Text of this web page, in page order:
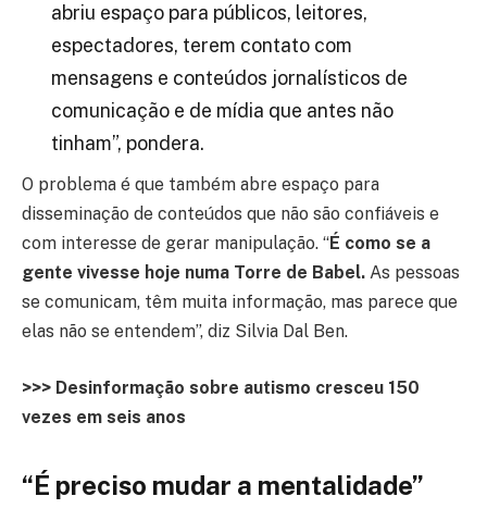
abriu espaço para públicos, leitores,
espectadores, terem contato com
mensagens e conteúdos jornalísticos de
comunicação e de mídia que antes não
tinham”, pondera.
O problema é que também abre espaço para
disseminação de conteúdos que não são confiáveis e
com interesse de gerar manipulação. “É como se a
gente vivesse hoje numa Torre de Babel. As pessoas
se comunicam, têm muita informação, mas parece que
elas não se entendem”, diz Silvia Dal Ben.
>>> Desinformação sobre autismo cresceu 150
vezes em seis anos
“É preciso mudar a mentalidade”